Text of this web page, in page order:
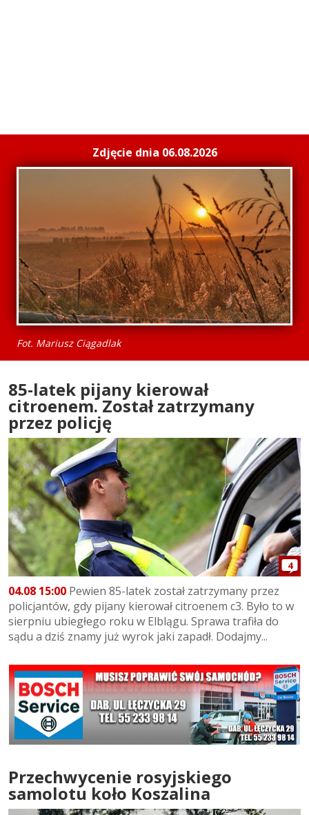
Zdjęcie dnia 06.08.2026
Fot. Mariusz Ciągadlak
85-latek pijany kierował
citroenem. Został zatrzymany
przez policję
4
04.08 15:00 Pewien 85-latek został zatrzymany przez
policjantów, gdy pijany kierował citroenem c3. Było to w
sierpniu ubiegłego roku w Elblągu. Sprawa trafiła do
sądu a dziś znamy już wyrok jaki zapadł. Dodajmy...
Przechwycenie rosyjskiego
samolotu koło Koszalina